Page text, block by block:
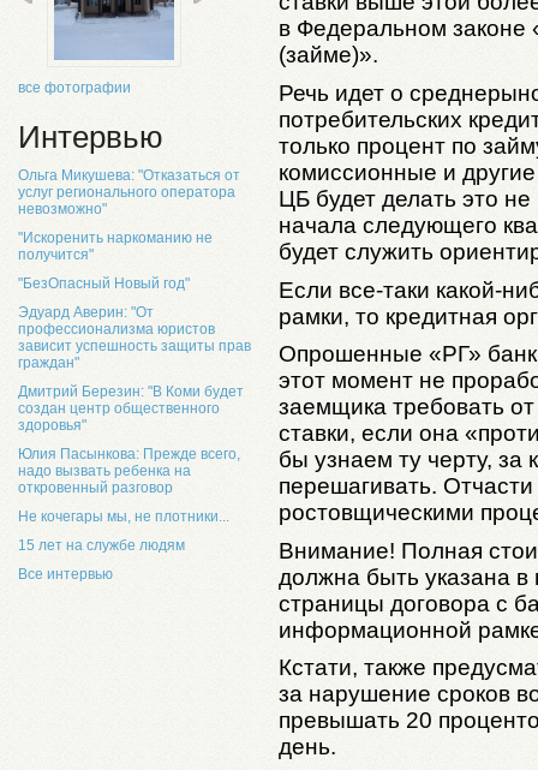
все фотографии
Интервью
Ольга Микушева: "Отказаться от
услуг регионального оператора
невозможно"
"Искоренить наркоманию не
получится"
"БезОпасный Новый год"
Эдуард Аверин: "От
профессионализма юристов
зависит успешность защиты прав
граждан"
Дмитрий Березин: "В Коми будет
создан центр общественного
здоровья"
Юлия Пасынкова: Прежде всего,
надо вызвать ребенка на
откровенный разговор
Не кочегары мы, не плотники...
15 лет на службе людям
Все интервью
в Федеральном законе
(займе)».
Речь идет о
потребительских
только процент по
комиссионные и
ЦБ будет делать это
начала следующего
будет служить
Если все-таки какой-
рамки, то кредитная
Опрошенные «РГ»
этот момент не
заемщика требовать
ставки, если она
бы узнаем ту черту, за
перешагивать.
ростовщическими
Внимание! Полная
должна быть указана в
страницы договора с
информационной
Кстати, также
за нарушение сроков
превышать 20
день.